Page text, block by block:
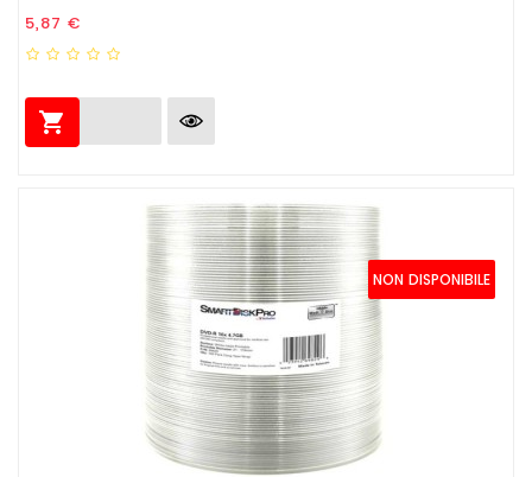
Prezzo
5,87 €

NON DISPONIBILE